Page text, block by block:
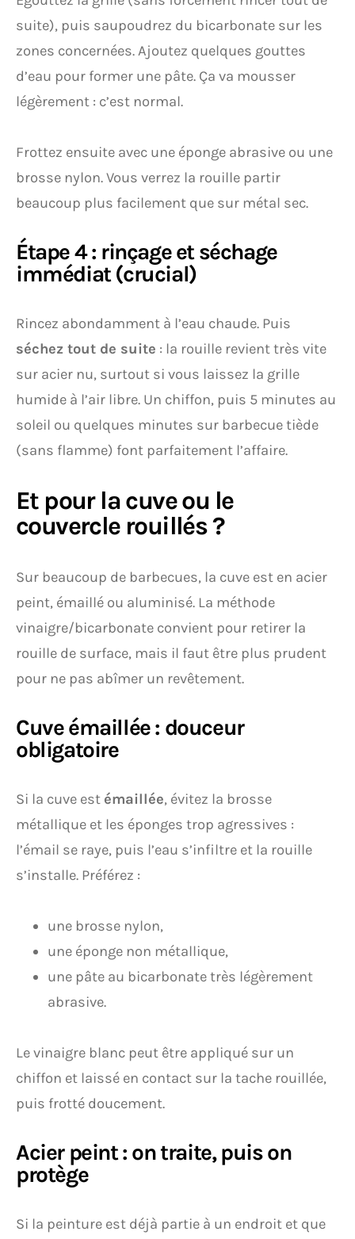
suite), puis saupoudrez du bicarbonate sur les
zones concernées. Ajoutez quelques gouttes
d’eau pour former une pâte. Ça va mousser
légèrement : c’est normal.
Frottez ensuite avec une éponge abrasive ou une
brosse nylon. Vous verrez la rouille partir
beaucoup plus facilement que sur métal sec.
Étape 4 : rinçage et séchage
immédiat (crucial)
Rincez abondamment à l’eau chaude. Puis
séchez tout de suite : la rouille revient très vite
sur acier nu, surtout si vous laissez la grille
humide à l’air libre. Un chiffon, puis 5 minutes au
soleil ou quelques minutes sur barbecue tiède
(sans flamme) font parfaitement l’affaire.
Et pour la cuve ou le
couvercle rouillés ?
Sur beaucoup de barbecues, la cuve est en acier
peint, émaillé ou aluminisé. La méthode
vinaigre/bicarbonate convient pour retirer la
rouille de surface, mais il faut être plus prudent
pour ne pas abîmer un revêtement.
Cuve émaillée : douceur
obligatoire
Si la cuve est émaillée, évitez la brosse
métallique et les éponges trop agressives :
l’émail se raye, puis l’eau s’infiltre et la rouille
s’installe. Préférez :
une brosse nylon,
une éponge non métallique,
une pâte au bicarbonate très légèrement
abrasive.
Le vinaigre blanc peut être appliqué sur un
chiffon et laissé en contact sur la tache rouillée,
puis frotté doucement.
Acier peint : on traite, puis on
protège
Si la peinture est déjà partie à un endroit et que